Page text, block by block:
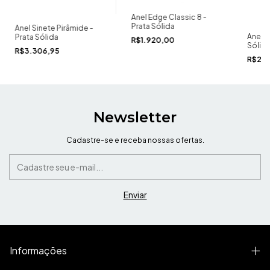
Anel Sinete Pirâmide -
Prata Sólida
R$3.306,95
Anel Edge Classic 8 -
Prata Sólida
R$1.920,00
Anel
Sólida
Newsletter
Cadastre-se e receba nossas ofertas.
Informações